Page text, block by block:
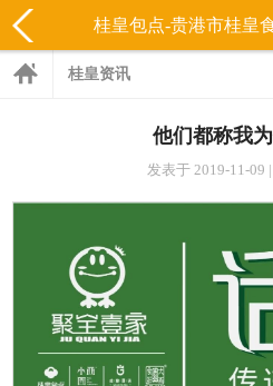
桂皇包点-贵港市桂皇
桂皇资讯
他们都称我
发表于 2019-11-09